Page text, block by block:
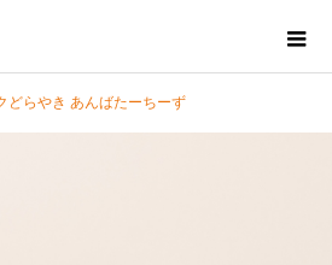
どらやき あんばたーちーず